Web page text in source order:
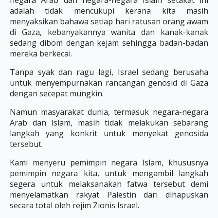
adalah tidak mencukupi kerana kita masih
menyaksikan bahawa setiap hari ratusan orang awam
di Gaza, kebanyakannya wanita dan kanak-kanak
sedang dibom dengan kejam sehingga badan-badan
mereka berkecai.
Tanpa syak dan ragu lagi, Israel sedang berusaha
untuk menyempurnakan rancangan genosid di Gaza
dengan secepat mungkin.
Namun masyarakat dunia, termasuk negara-negara
Arab dan Islam, masih tidak melakukan sebarang
langkah yang konkrit untuk menyekat genosida
tersebut.
Kami menyeru pemimpin negara Islam, khususnya
pemimpin negara kita, untuk mengambil langkah
segera untuk melaksanakan fatwa tersebut demi
menyelamatkan rakyat Palestin dari dihapuskan
secara total oleh rejim Zionis Israel.